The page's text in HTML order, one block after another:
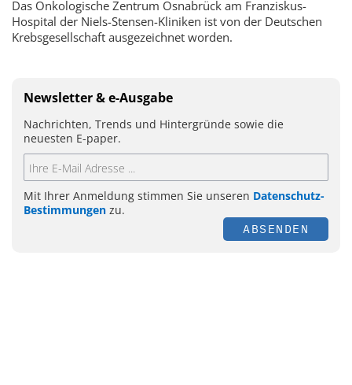
Das Onkologische Zentrum Osnabrück am Franziskus-
Hospital der Niels-Stensen-Kliniken ist von der Deutschen
Krebsgesellschaft ausgezeichnet worden.
Newsletter & e-Ausgabe
Nachrichten, Trends und Hintergründe sowie die
neuesten E-paper.
Mit Ihrer Anmeldung stimmen Sie unseren Datenschutz-
Bestimmungen zu.
ABSENDEN